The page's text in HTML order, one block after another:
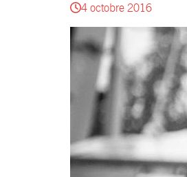
4 octobre 2016